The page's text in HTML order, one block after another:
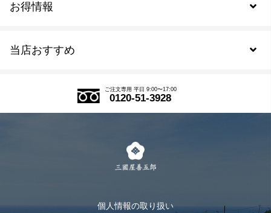
当店おすすめ
式部の香りシリーズ
お茶のギフト
お得情報
会員規約について
ご注文専用 平日 9:00〜17:00
0120-51-3928
個人情報の取り扱い